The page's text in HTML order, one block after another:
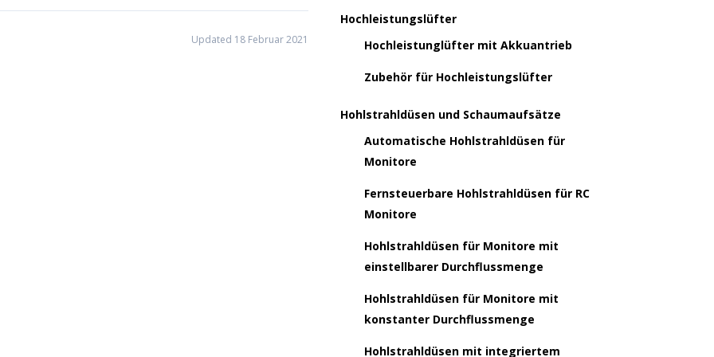
Updated 18 Februar 2021
Hochleistungslüfter
Hochleistunglüfter mit Akkuantrieb
Zubehör für Hochleistungslüfter
Hohlstrahldüsen und Schaumaufsätze
Automatische Hohlstrahldüsen für
Monitore
Fernsteuerbare Hohlstrahldüsen für RC
Monitore
Hohlstrahldüsen für Monitore mit
einstellbarer Durchflussmenge
Hohlstrahldüsen für Monitore mit
konstanter Durchflussmenge
Hohlstrahldüsen mit integriertem